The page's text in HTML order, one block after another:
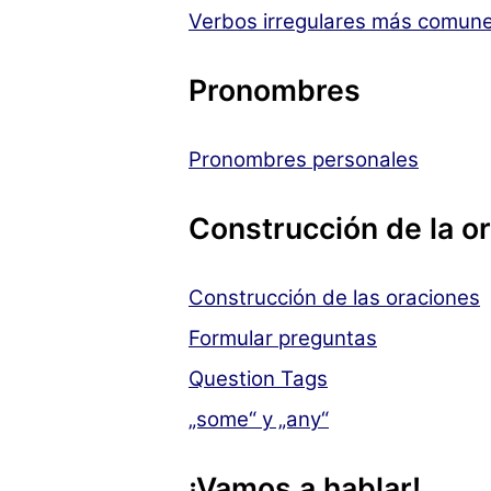
Verbos irregulares más
Pronombres
Pronombres personales
Construcción de la
Construcción de las oraciones
Formular preguntas
Question Tags
„some“ y „any“